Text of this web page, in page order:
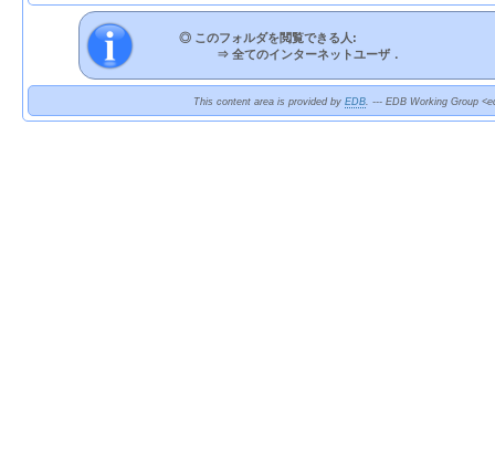
◎ このフォルダを閲覧できる人:
⇒ 全てのインターネットユーザ．
This content area is provided by EDB. --- EDB Working Group